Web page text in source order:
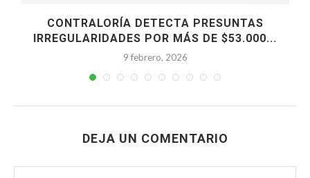
CONTRALORÍA DETECTA PRESUNTAS
IRREGULARIDADES POR MÁS DE $53.000...
9 febrero, 2026
DEJA UN COMENTARIO